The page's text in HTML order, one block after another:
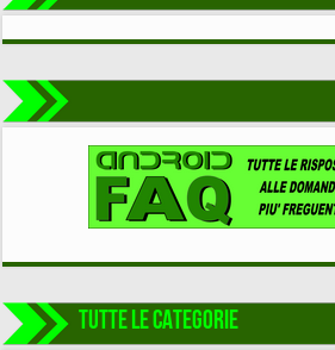
TUTTE LE CATEGORIE